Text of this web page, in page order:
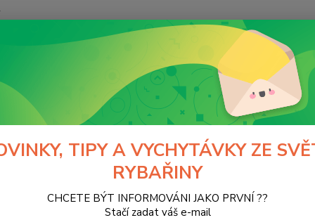
DYNAMITE BAITS Řada Meaty Marine
Meaty Marine
TIPY A VYCHYTÁVKY ZE
RYBAŘINY
CHCETE BÝT INFORMOVÁNI JAKO PRVNÍ ??
Stačí zadat váš e-mail